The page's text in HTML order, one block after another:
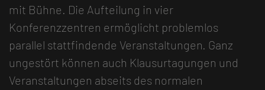
mit Bühne. Die Aufteilung in vier
Konferenzzentren ermöglicht problemlos
parallel stattfindende Veranstaltungen. Ganz
ungestört können auch Klausurtagungen und
Veranstaltungen abseits des normalen